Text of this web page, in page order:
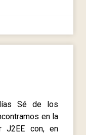
Sé de los
en la
J2EE con, en